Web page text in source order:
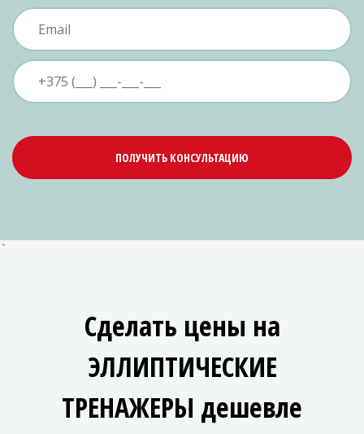
ПОЛУЧИТЬ КОНСУЛЬТАЦИЮ
`
Сделать цены на
ЭЛЛИПТИЧЕСКИЕ
ТРЕНАЖЕРЫ дешевле